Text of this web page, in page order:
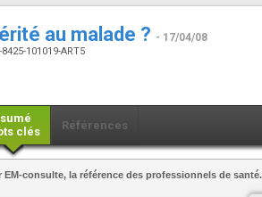
au malade ? - 17/04/08
101019-ART5
clés
Références
EM-consulte, la référence des professionnels de santé.